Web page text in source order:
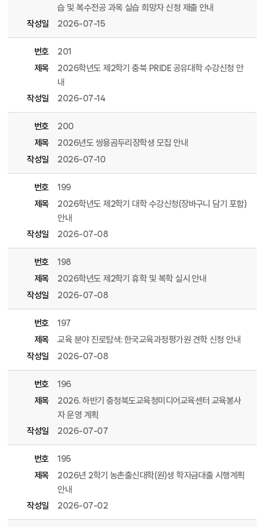
습 및 복수전공 과목 실습 희망자 신청 제출 안내
작성일
2026-07-15
번호
201
제목
2026학년도 제2학기 충북 PRIDE 공유대학 수강신청 안
내
작성일
2026-07-14
번호
200
제목
2026년도 쌍용곰두리장학생 모집 안내
작성일
2026-07-10
번호
199
제목
2026학년도 제2학기 대학 수강신청(장바구니 담기 포함)
안내
작성일
2026-07-08
번호
198
제목
2026학년도 제2학기 휴학 및 복학 실시 안내
작성일
2026-07-08
번호
197
제목
교육 분야 진로탐색: 한국교육과정평가원 견학 신청 안내
작성일
2026-07-08
번호
196
제목
2026. 하반기 충청북도교육청미디어교육센터 교육봉사
자 운영 계획
작성일
2026-07-07
번호
195
제목
2026년 2학기 농촌출신대학(원)생 학자금대출 시행계획
안내
작성일
2026-07-02